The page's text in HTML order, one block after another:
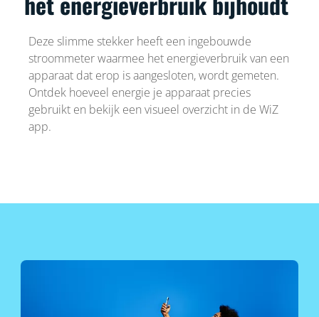
Deze slimme stekker heeft een ingebouwde
stroommeter waarmee het energieverbruik van een
apparaat dat erop is aangesloten, wordt gemeten.
Ontdek hoeveel energie je apparaat precies
gebruikt en bekijk een visueel overzicht in de WiZ
app.